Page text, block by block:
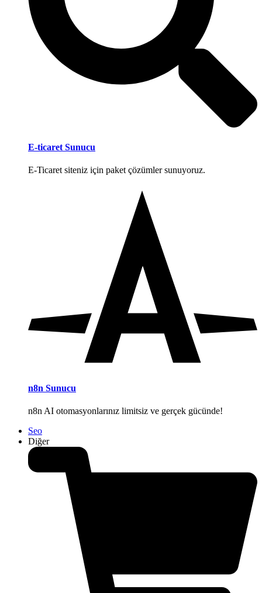
E-ticaret Sunucu
E-Ticaret siteniz için paket çözümler sunuyoruz.
n8n Sunucu
n8n AI otomasyonlarınız limitsiz ve gerçek gücünde!
Seo
Diğer